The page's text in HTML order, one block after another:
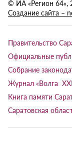
© ИА «Регион 64»,
Создание сайта –
Правительство
Официальные
Собрание
Журнал «Волга
Книга памяти
Саратовская